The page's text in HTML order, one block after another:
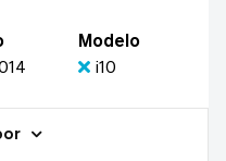
Modelo
i10